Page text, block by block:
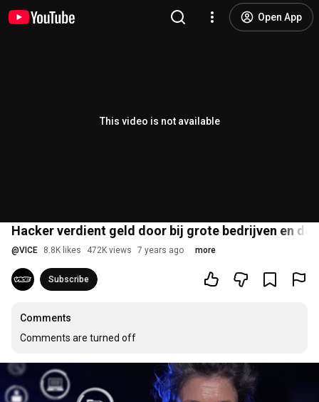
Open App
This video is not available
Hacker verdient geld door bij grote bedrijven en de
@VICE 8.8K likes 472K views 7 years ago more
Subscribe
Comments
Comments are turned off